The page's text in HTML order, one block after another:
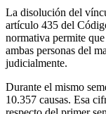
La disolución del
artículo 435 del
normativa permite
ambas personas del
judicialmente.
Durante el mismo
10.357 causas. Esa